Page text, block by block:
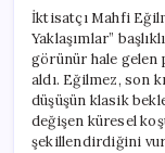
İktisatçı Mahfi
Yaklaşımlar”
görünür hale gelen
aldı. Eğilmez, son
düşüşün klasik
değişen küresel
şekillendirdiğini